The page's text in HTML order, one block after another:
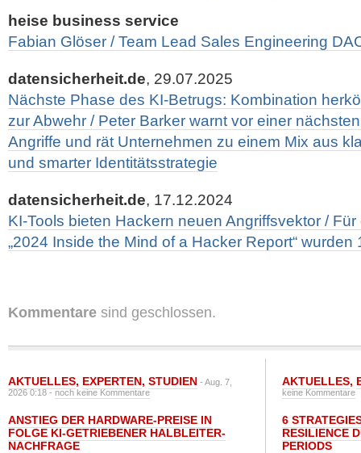
heise business service
Fabian Glöser / Team Lead Sales Engineering
datensicherheit.de, 29.07.2025
Nächste Phase des KI-Betrugs: Kombination
zur Abwehr / Peter Barker warnt vor einer
Angriffe und rät Unternehmen zu einem Mix aus
und smarter Identitätsstrategie
datensicherheit.de, 17.12.2024
KI-Tools bieten Hackern neuen Angriffsvektor /
„2024 Inside the Mind of a Hacker Report“
Kommentare sind geschlossen.
AKTUELLES, EXPERTEN, STUDIEN - Aug. 7,
2026 0:18 -noch keine Kommentare
ANSTIEG DER HARDWARE-PREISE IN
FOLGE KI-GETRIEBENER HALBLEITER-
NACHFRAGE
AKTUELLES,
keine Kommentare
6
RESILIENCE
PERIODS